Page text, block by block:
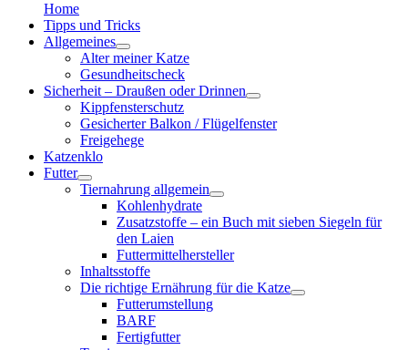
Home
Tipps und Tricks
Allgemeines
Alter meiner Katze
Gesundheitscheck
Sicherheit – Draußen oder Drinnen
Kippfensterschutz
Gesicherter Balkon / Flügelfenster
Freigehege
Katzenklo
Futter
Tiernahrung allgemein
Kohlenhydrate
Zusatzstoffe – ein Buch mit sieben Siegeln für
den Laien
Futtermittelhersteller
Inhaltsstoffe
Die richtige Ernährung für die Katze
Futterumstellung
BARF
Fertigfutter